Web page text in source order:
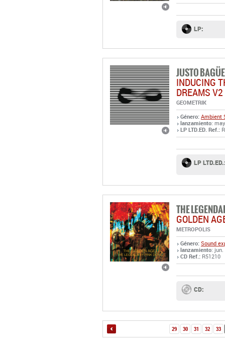
LP:
JUSTO
INDUCING
DREAMS V2
GEOMETRIK
Género: Ambient
lanzamiento:
LP LTD.ED. Ref.:
LP
THE
GOLDEN
METROPOLIS
Género: Sound
lanzamiento: jun.
CD Ref.: R51210
CD:
29 30 31 32 33